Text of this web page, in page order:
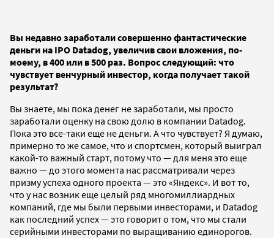
Вы недавно заработали совершенно фантастические
деньги на IPO Datadog, увеличив свои вложения, по-
моему, в 400 или в 500 раз. Вопрос следующий: что
чувствует венчурный инвестор, когда получает такой
результат?
Вы знаете, мы пока денег не заработали, мы просто
заработали оценку на свою долю в компании Datadog.
Пока это все-таки еще не деньги. А что чувствует? Я думаю,
примерно то же самое, что и спортсмен, который выиграл
какой-то важный старт, потому что — для меня это еще
важно — до этого момента нас рассматривали через
призму успеха одного проекта — это «Яндекс». И вот то,
что у нас возник еще целый ряд многомиллиардных
компаний, где мы были первыми инвесторами, и Datadog
как последний успех — это говорит о том, что мы стали
серийными инвесторами по выращиванию единорогов.